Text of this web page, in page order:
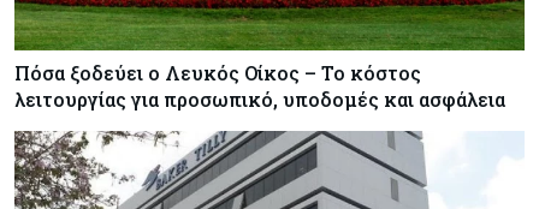
Πόσα ξοδεύει ο Λευκός Οίκος – Το κόστος
λειτουργίας για προσωπικό, υποδομές και ασφάλεια